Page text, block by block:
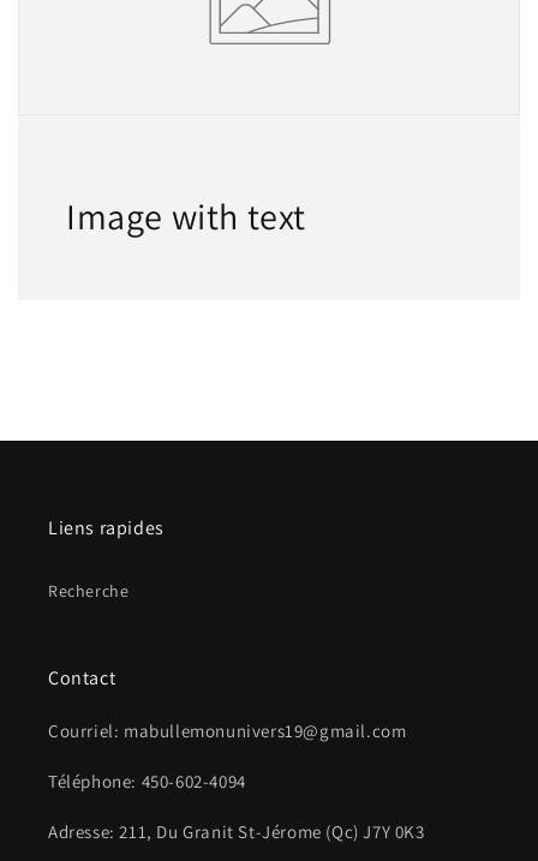
Image with text
Liens rapides
Recherche
Contact
Courriel: mabullemonunivers19@gmail.com
Téléphone: 450-602-4094
Adresse: 211, Du Granit St-Jérome (Qc) J7Y 0K3